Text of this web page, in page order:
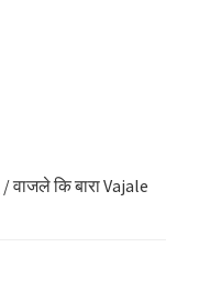
/वाजले कि बारा Vajale